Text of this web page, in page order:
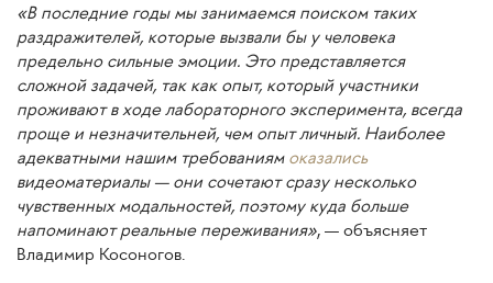
«В последние годы мы занимаемся поиском таких
раздражителей, которые вызвали бы у человека
предельно сильные эмоции. Это представляется
сложной задачей, так как опыт, который участники
проживают в ходе лабораторного эксперимента, всегда
проще и незначительней, чем опыт личный. Наиболее
адекватными нашим требованиямоказались
видеоматериалы — они сочетают сразу несколько
чувственных модальностей, поэтому куда больше
напоминают реальные переживания», — объясняет
Владимир Косоногов.